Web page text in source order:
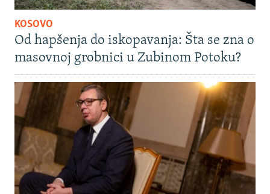
KOSOVO
Od hapšenja do iskopavanja: Šta se zna o
masovnoj grobnici u Zubinom Potoku?